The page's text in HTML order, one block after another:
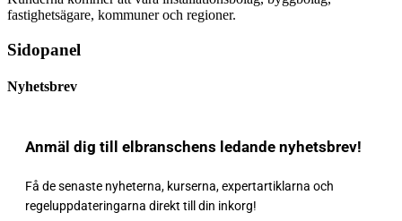
fastighetsägare, kommuner och regioner.
Sidopanel
Nyhetsbrev
Anmäl dig till elbranschens ledande nyhetsbrev!
Få de senaste nyheterna, kurserna, expertartiklarna och
regeluppdateringarna direkt till din inkorg!